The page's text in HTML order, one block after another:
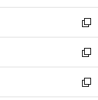
開
く
ウ
で
開
く
ン
ド
ウ
で
開
く
ウ
ィ
ン
ド
ウ
で
開
し
い
ウ
ィ
ン
ド
ウ
新
し
い
ウ
ィ
新
し
い
新